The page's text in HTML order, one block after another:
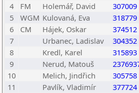
4
FM Holemář, David 307009
5
WGM Kulovaná, Eva 318779
6
CM Hájek, Oskar 374512
7
Urbanec, Ladislav 304352
8
Kredl, Karel 315893
9
Nerud, Matouš
10
Melich, Jindřich 305758
11
Pavlík, Vladimír 377724